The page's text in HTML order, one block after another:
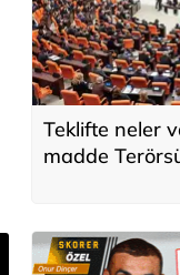
Teklifte neler
madde